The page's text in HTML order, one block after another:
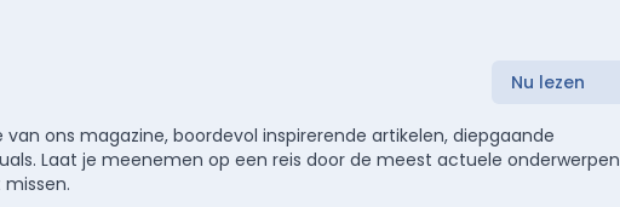
Nu lezen
ons magazine, boordevol inspirerende artikelen, diepgaande
Laat je meenemen op een reis door de meest actuele onderwerpen